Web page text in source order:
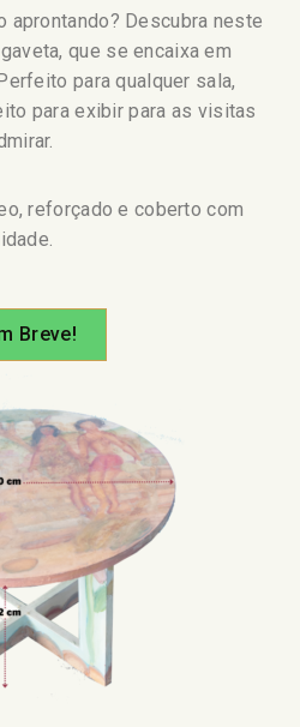
aprontando? Descubra neste
que se encaixa em
para qualquer sala,
para exibir para as visitas
reforçado e coberto com
Breve!